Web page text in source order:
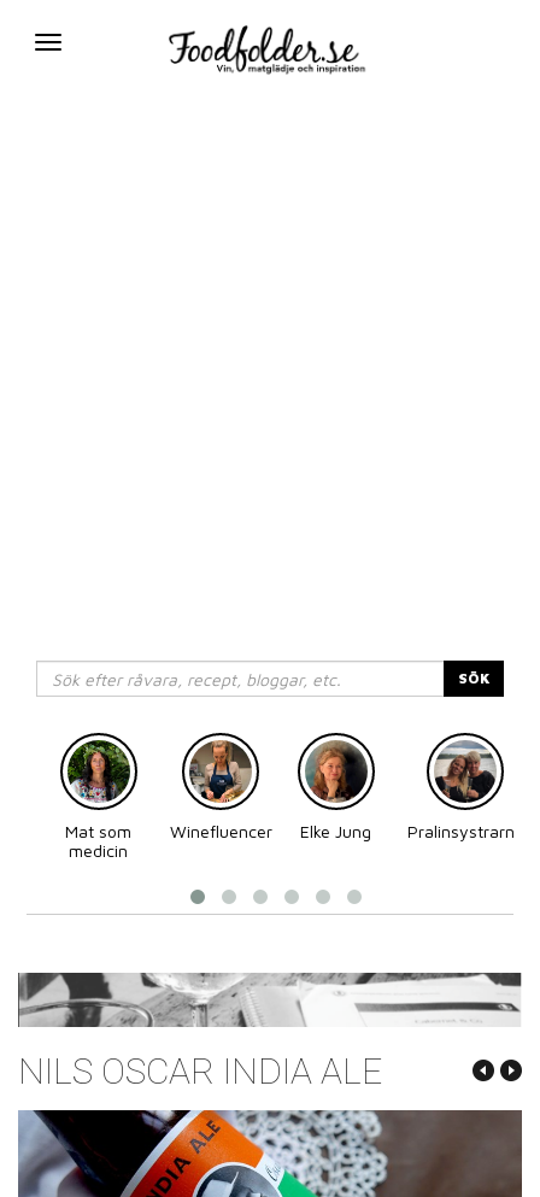
Växla
SÖK
Mat som
medicin
Winefluencer Elke Jung
Pralinsystrarna
NILS OSCAR INDIA ALE